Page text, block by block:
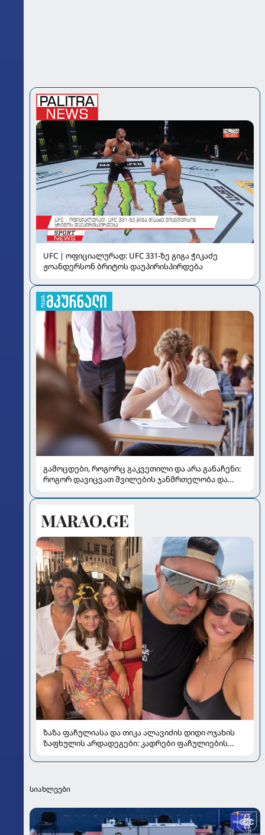
UFC | ოფიციალურად: UFC 331-ზე გიგა ჭიკაძე
ჟოანდერსონ ბრიტოს დაუპირისპირდება
გამოცდები, როგორც გაკვეთილი და არა განაჩენი:
როგორ დავიცვათ შვილების ჯანმრთელობა და
ზაზა ფაჩულიასა და თიკა ალავიძის დიდი ოჯახის
ზაფხულის არდადეგები: კადრები ფაჩულიების
სიახლეები